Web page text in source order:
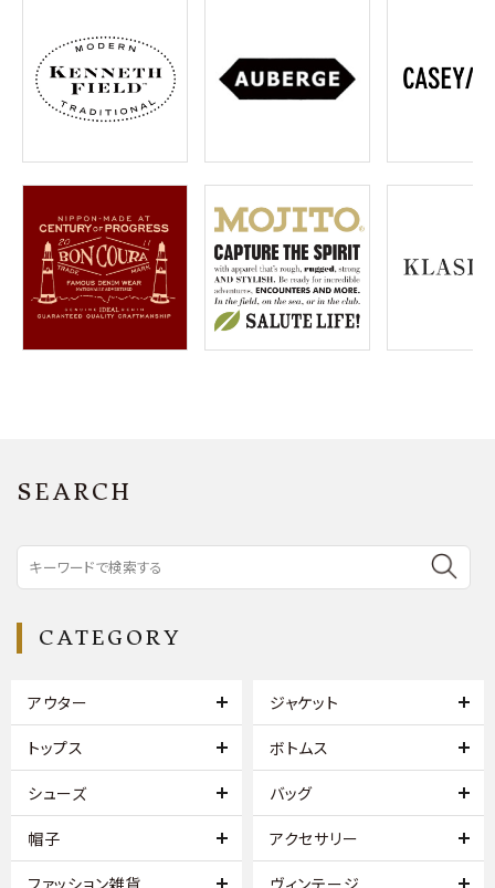
SEARCH
CATEGORY
アウター ジャケット
トップス ボトムス
シューズ バッグ
帽子 アクセサリー
ファッション雑貨 ヴィンテージ